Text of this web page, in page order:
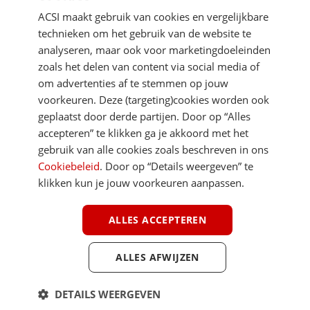
DIRECT NAAR
MEER ACSI FREELIFE
voorbehouden
ACSI maakt gebruik van cookies en vergelijkbare
technieken om het gebruik van de website te
analyseren, maar ook voor marketingdoeleinden
zoals het delen van content via social media of
om advertenties af te stemmen op jouw
voorkeuren. Deze (targeting)cookies worden ook
geplaatst door derde partijen. Door op “Alles
accepteren” te klikken ga je akkoord met het
gebruik van alle cookies zoals beschreven in ons
Cookiebeleid. Door op “Details weergeven” te
klikken kun je jouw voorkeuren aanpassen.
ALLES ACCEPTEREN
ALLES AFWIJZEN
DETAILS WEERGEVEN